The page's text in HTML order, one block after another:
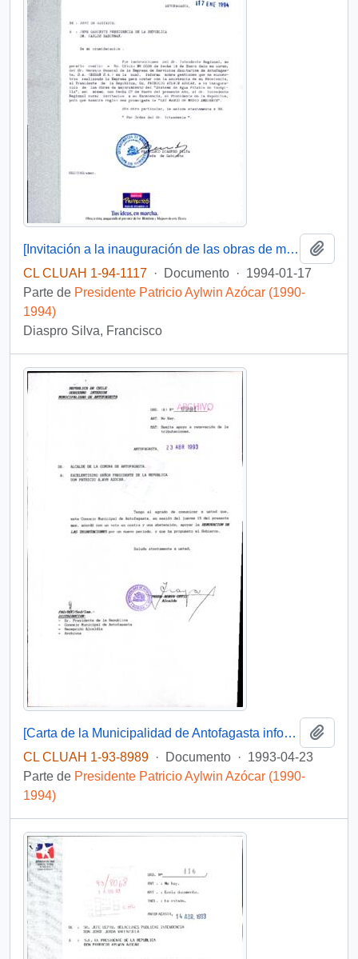
[Invitación a la inauguración de las obras de mejoramiento del "Sistema de Agua Potable de Tocopilla"]
CL CLUAH 1-94-1117 · Documento · 1994-01-17
Parte de Presidente Patricio Aylwin Azócar (1990-
1994)
Diaspro Silva, Francisco
[Carta de la Municipalidad de Antofagasta informa que el Consejo Municipal de Dicha Comuna, aprobó la Renovación de las Contribuciones]
CL CLUAH 1-93-8989 · Documento · 1993-04-23
Parte de Presidente Patricio Aylwin Azócar (1990-
1994)